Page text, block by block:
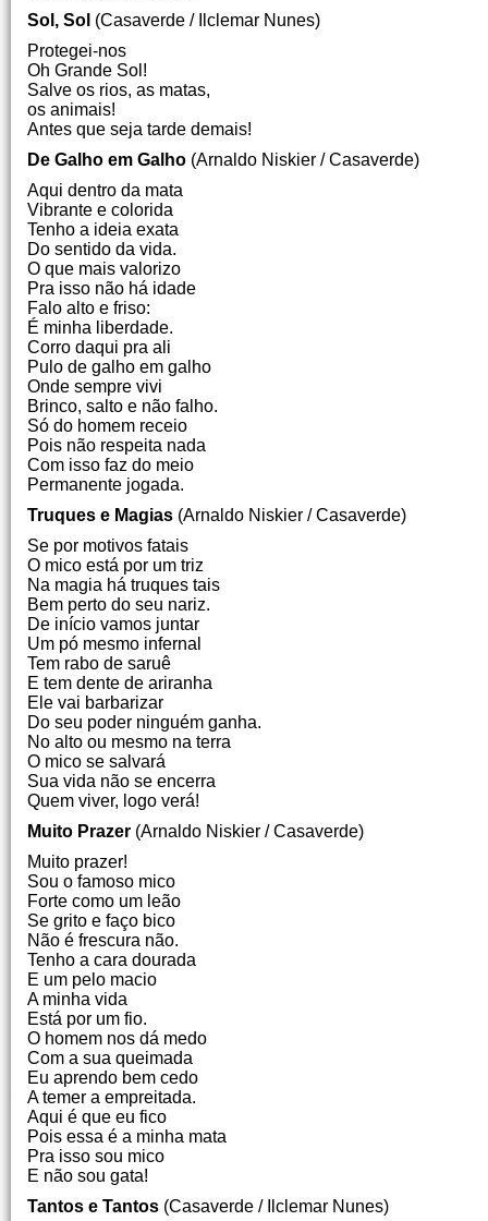
Sol, Sol (Casaverde / Ilclemar Nunes)
Protegei-nos
Oh Grande Sol!
Salve os rios, as matas,
os animais!
Antes que seja tarde demais!
De Galho em Galho (Arnaldo Niskier / Casaverde)
Aqui dentro da mata
Vibrante e colorida
Tenho a ideia exata
Do sentido da vida.
O que mais valorizo
Pra isso não há idade
Falo alto e friso:
É minha liberdade.
Corro daqui pra ali
Pulo de galho em galho
Onde sempre vivi
Brinco, salto e não falho.
Só do homem receio
Pois não respeita nada
Com isso faz do meio
Permanente jogada.
Truques e Magias (Arnaldo Niskier / Casaverde)
Se por motivos fatais
O mico está por um triz
Na magia há truques tais
Bem perto do seu nariz.
De início vamos juntar
Um pó mesmo infernal
Tem rabo de saruê
E tem dente de ariranha
Ele vai barbarizar
Do seu poder ninguém ganha.
No alto ou mesmo na terra
O mico se salvará
Sua vida não se encerra
Quem viver, logo verá!
Muito Prazer (Arnaldo Niskier / Casaverde)
Muito prazer!
Sou o famoso mico
Forte como um leão
Se grito e faço bico
Não é frescura não.
Tenho a cara dourada
E um pelo macio
A minha vida
Está por um fio.
O homem nos dá medo
Com a sua queimada
Eu aprendo bem cedo
A temer a empreitada.
Aqui é que eu fico
Pois essa é a minha mata
Pra isso sou mico
E não sou gata!
Tantos e Tantos (Casaverde / Ilclemar Nunes)